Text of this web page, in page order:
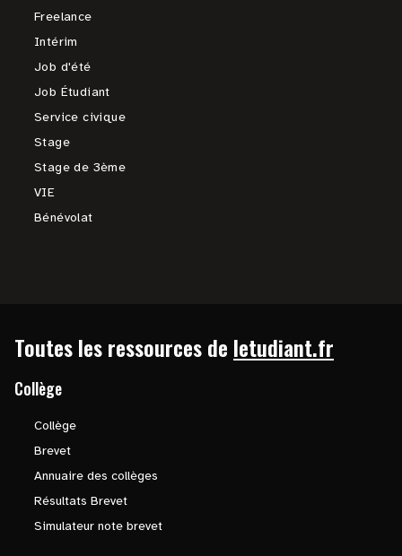
Freelance
Intérim
Job d'été
Job Étudiant
Service civique
Stage
Stage de 3ème
VIE
Bénévolat
Toutes les ressources de letudiant.fr
Collège
Collège
Brevet
Annuaire des collèges
Résultats Brevet
Simulateur note brevet